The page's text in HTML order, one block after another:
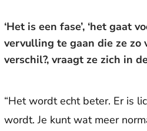
‘Het is een fase’, ‘het gaat
vervulling te gaan die ze zo
verschil?, vraagt ze zich in
“Het wordt echt beter. Er is
wordt. Je kunt wat meer